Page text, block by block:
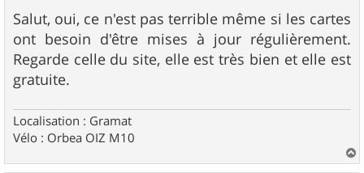
s
s
a
g
e
Salut, oui, ce n'est pas terrible même si les cartes
ont besoin d'être mises à jour régulièrement.
Regarde celle du site, elle est très bien et elle est
gratuite.
Localisation : Gramat
Vélo : Orbea OIZ M10
a